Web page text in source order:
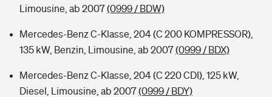
Limousine, ab 2007(0999 / BDW)
Mercedes-Benz C-Klasse, 204 (C 200 KOMPRESSOR),
135 kW, Benzin, Limousine, ab 2007(0999 / BDX)
Mercedes-Benz C-Klasse, 204 (C 220 CDI), 125 kW,
Diesel, Limousine, ab 2007(0999 / BDY)